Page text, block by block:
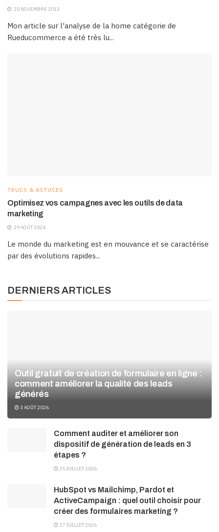
20 NOVEMBRE 2013
Mon article sur l'analyse de la home catégorie de
Rueducommerce a été très lu...
TRUCS & ASTUCES
Optimisez vos campagnes avec les outils de data
marketing
29 AOÛT 2024
Le monde du marketing est en mouvance et se caractérise
par des évolutions rapides...
DERNIERS ARTICLES
Outil gratuit de création de formulaire en ligne :
comment améliorer la qualité des leads
générés
3 AOÛT 2026
Comment auditer et améliorer son
dispositif de génération de leads en 3
étapes ?
25 JUILLET 2026
HubSpot vs Mailchimp, Pardot et
ActiveCampaign : quel outil choisir pour
créer des formulaires marketing ?
17 JUILLET 2026